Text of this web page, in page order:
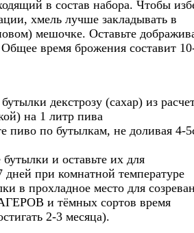
в состав набора. Чтобы
хмель лучше закладывать в
мешочке. Оставьте
время брожения составит
декстрозу (сахар) из
на 1 литр пива
пиво по бутылкам, не доливая 4-
и оставьте их для
дней при комнатной температуре
в прохладное место для
и тёмных сортов время
2-3 месяца).